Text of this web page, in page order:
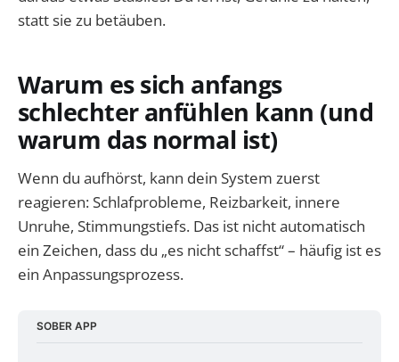
statt sie zu betäuben.
Warum es sich anfangs
schlechter anfühlen kann (und
warum das normal ist)
Wenn du aufhörst, kann dein System zuerst
reagieren: Schlafprobleme, Reizbarkeit, innere
Unruhe, Stimmungstiefs. Das ist nicht automatisch
ein Zeichen, dass du „es nicht schaffst“ – häufig ist es
ein Anpassungsprozess.
SOBER APP